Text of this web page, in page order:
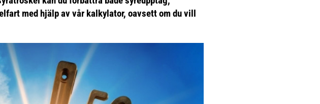
med hjälp av vår kalkylator, oavsett om du vill